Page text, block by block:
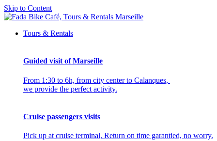
Skip to Content
Tours & Rentals
Guided visit of Marseille
From 1:30 to 6h, from city center to Calanques,
we provide the perfect activity.
Cruise passengers visits
Pick up at cruise terminal, Return on time garantied, no worry.